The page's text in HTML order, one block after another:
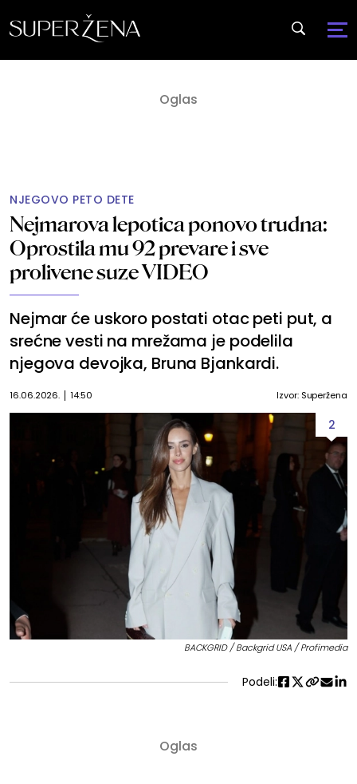
NJEGOVO PETO DETE
Nejmarova lepotica ponovo trudna:
Oprostila mu 92 prevare i sve
prolivene suze VIDEO
Nejmar će uskoro postati otac peti put, a
srećne vesti na mrežama je podelila
njegova devojka, Bruna Bjankardi.
16.06.2026. 14:50 Izvor: Superžena
2
BACKGRID / Backgrid USA / Profimedia
Podeli: